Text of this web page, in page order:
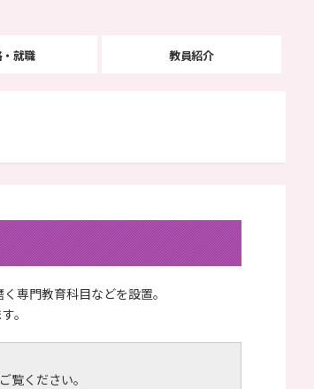
就職 教員紹介
専門教育科目などを設置。
。
覧ください。